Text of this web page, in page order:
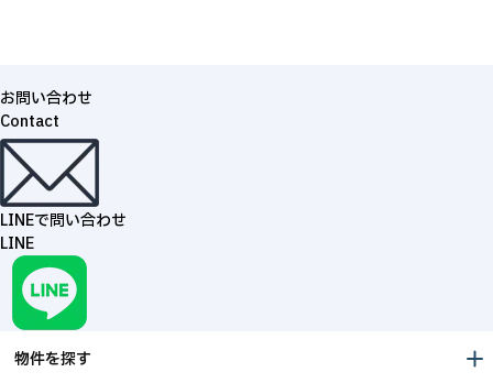
お問い合わせ
Contact
LINEで問い合わせ
LINE
物件を探す